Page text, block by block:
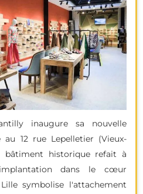
inaugure sa nouvelle
au 12 rue Lepelletier (Vieux-
bâtiment historique refait à
dans le cœur
symbolise l'attachement